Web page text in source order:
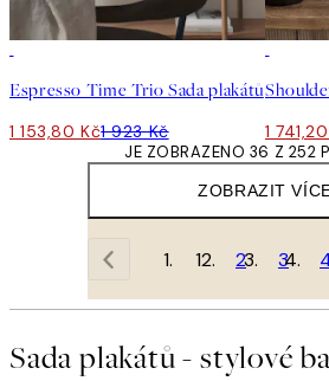
Espresso Time Trio Sada plakátů
1 153,80 Kč1 923 Kč 1
ZOBRAZIT
JE ZOBRAZENO 36 Z 252
1 2 3
Sada plakátů - stylové